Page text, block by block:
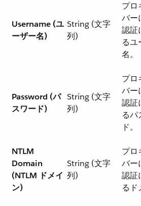
Username (ユ
ーザー名)
String (文字
列)
プロ
バー
認証
るユ
名。
Password (パ
スワード)
String (文字
列)
プロ
バー
認証
るパ
ド。
NTLM
Domain
(NTLM ドメイ
ン)
String (文字
列)
プロ
バー
認証
るド